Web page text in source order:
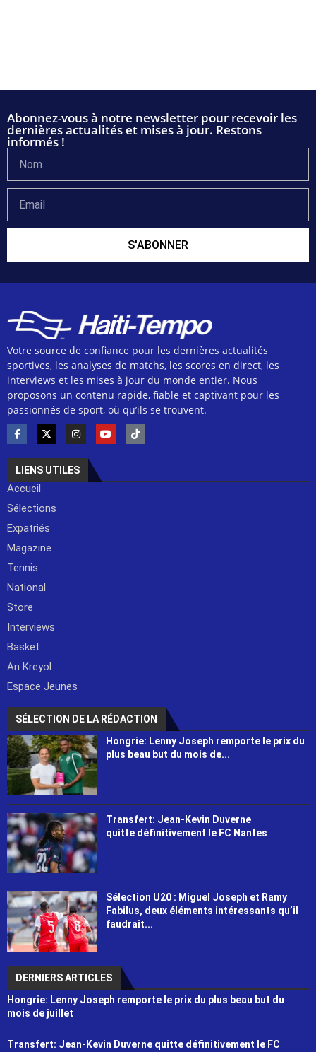
Abonnez-vous à notre newsletter pour recevoir les
dernières actualités et mises à jour. Restons
informés !
S'ABONNER
Votre source de confiance pour les dernières actualités
sportives, les analyses de matchs, les scores en direct, les
interviews et les mises à jour du monde entier. Nous
proposons un contenu rapide, fiable et captivant pour les
passionnés de sport, où qu’ils se trouvent.
LIENS UTILES
Accueil
Sélections
Expatriés
Magazine
Tennis
National
Store
Interviews
Basket
An Kreyol
Espace Jeunes
SÉLECTION DE LA RÉDACTION
Hongrie: Lenny Joseph remporte le prix du
plus beau but du mois de...
Transfert: Jean-Kevin Duverne
quitte définitivement le FC Nantes
Sélection U20 : Miguel Joseph et Ramy
Fabilus, deux éléments intéressants qu’il
faudrait...
DERNIERS ARTICLES
Hongrie: Lenny Joseph remporte le prix du plus beau but du
mois de juillet
Transfert: Jean-Kevin Duverne quitte définitivement le FC